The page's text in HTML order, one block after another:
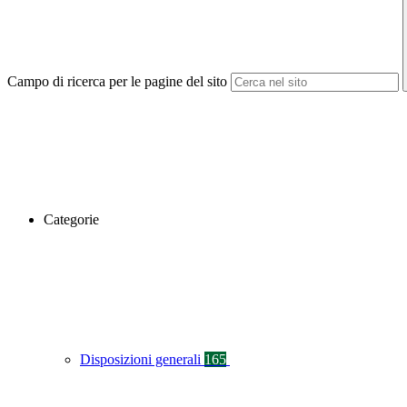
Campo di ricerca per le pagine del sito
Categorie
Disposizioni generali 165